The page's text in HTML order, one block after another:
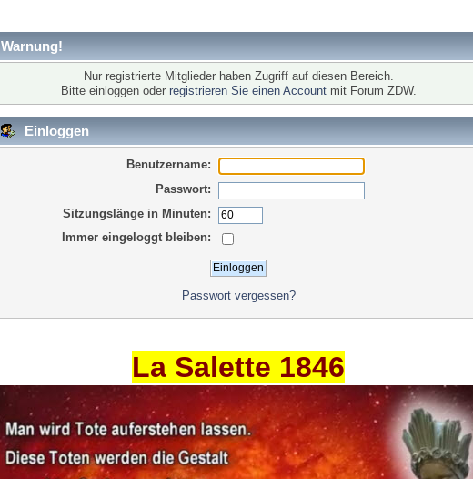
Warnung!
Nur registrierte Mitglieder haben Zugriff auf diesen Bereich.
Bitte einloggen oder registrieren Sie einen Accountmit Forum ZDW.
Einloggen
Benutzername:
Passwort:
Sitzungslänge in Minuten:
Immer eingeloggt bleiben:
Passwort vergessen?
La Salette 1846